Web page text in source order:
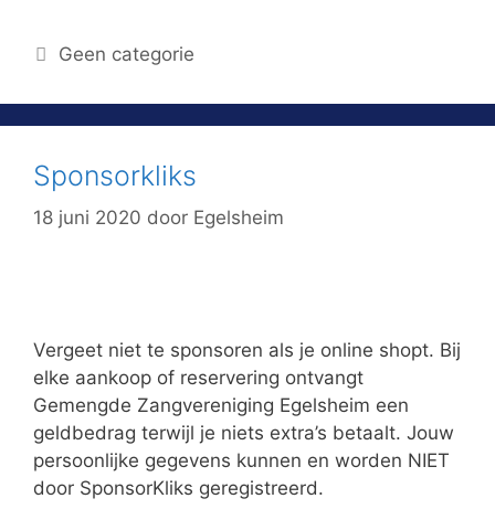
Geen categorie
Sponsorkliks
18 juni 2020 door Egelsheim
Vergeet niet te sponsoren als je online shopt. Bij
elke aankoop of reservering ontvangt
Gemengde Zangvereniging Egelsheim een
geldbedrag terwijl je niets extra’s betaalt. Jouw
persoonlijke gegevens kunnen en worden NIET
door SponsorKliks geregistreerd.